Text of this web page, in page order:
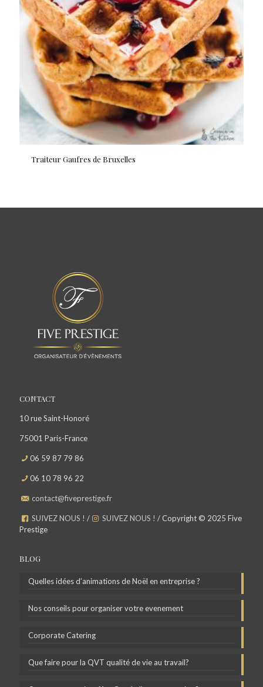
Traiteur Gaufres de Bruxelles
CONTACT
10 rue Saint-Honoré
75001 Paris-France
06 59 87 79 86
06 10 78 96 22
contact@fiveprestige.fr
SUIVEZ NOUS ! / SUIVEZ NOUS ! / Copyright © 2025 Five
Prestige
BLOG
Quelles idées d’animations de Noël en entreprise ?
Nos conseils pour organiser votre evenement
Corporate Catering
Que faire pour la QVT qualité de vie au travail?